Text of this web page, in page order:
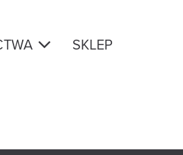
SKLEP